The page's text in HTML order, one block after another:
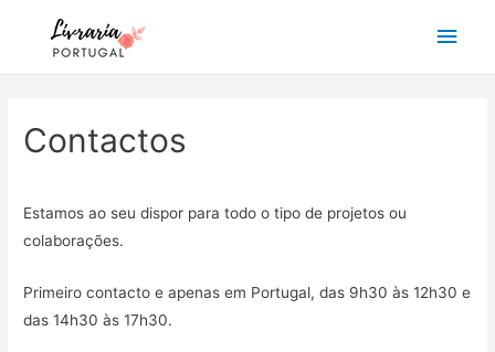
Main
Contactos
Estamos ao seu dispor para todo o tipo de projetos ou
colaborações.
Primeiro contacto e apenas em Portugal, das 9h30 às 12h30 e
das 14h30 às 17h30.